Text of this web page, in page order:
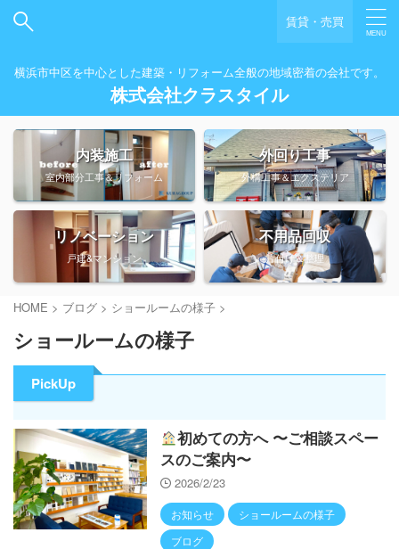
賃貸・売買
横浜市中区を中心とした建築・リフォーム全般の地域密着の会社です。
株式会社クラスタイル
内装施工
室内部分工事＆リフォーム
外回り工事
外構工事＆エクステリア
リノベーション
戸建&マンション
不用品回収
片付け＆整理
HOME > ブログ > ショールームの様子 >
ショールームの様子
PickUp
初めての方へ 〜ご相談スペー
スのご案内〜
2026/2/23
お知らせ
ショールームの様子
ブログ